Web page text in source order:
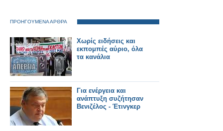
ΠΡΟΗΓΟΥΜΕΝΑ ΑΡΘΡΑ
Χωρίς ειδήσεις και
εκπομπές αύριο, όλα
τα κανάλια
Για ενέργεια και
ανάπτυξη συζήτησαν
Βενιζέλος - Έτινγκερ